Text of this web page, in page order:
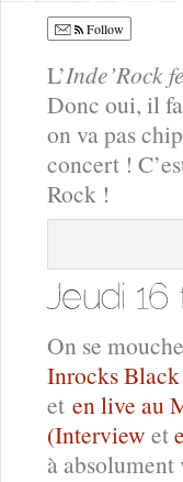
Follow
L’Inde’Rock
Donc oui, il
on va pas
concert !
Rock !
On se
Inrocks
et en live au
(Interview et
à